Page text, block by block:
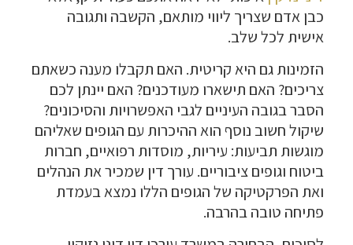
כבן אדם שצריך ליווי מותאם, הקשבה ותגובה
אישית לכל שלב.
הזמינות גם היא קריטית. האם תקבלו מענה כשאתם
צריכים? האם תישארו מעודכנים? האם יינתן לכם
הסבר בגובה העיניים לגבי האפשרויות והסיכונים?
שיקול חשוב נוסף הוא ההיכרות עם הגופים שאליהם
מוגשות תביעות: עיריות, מוסדות רפואיים, חברות
ביטוח וגופים ציבוריים. עורך דין שמכיר את הנהלים
ואת הפרקטיקה של הגופים הללו נמצא בעמדת
פתיחה טובה בהרבה.